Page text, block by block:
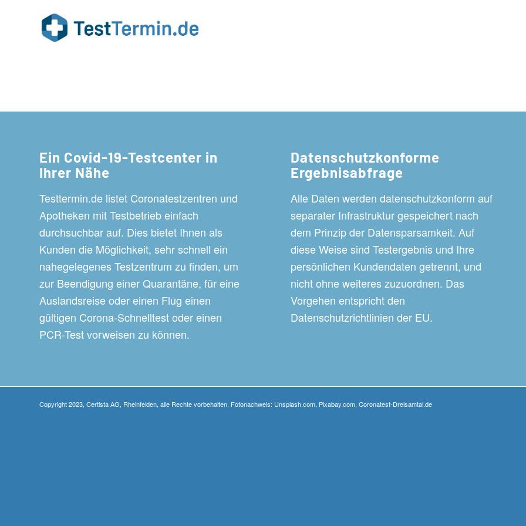
Ein Covid-19-Testcenter in
Ihrer Nähe
Testtermin.de listet Coronatestzentren und
Apotheken mit Testbetrieb einfach
durchsuchbar auf. Dies bietet Ihnen als
Kunden die Möglichkeit, sehr schnell ein
nahegelegenes Testzentrum zu finden, um
zur Beendigung einer Quarantäne, für eine
Auslandsreise oder einen Flug einen
gültigen Corona-Schnelltest oder einen
PCR-Test vorweisen zu können.
Datenschutzkonforme
Ergebnisabfrage
Alle Daten werden datenschutzkonform auf
separater Infrastruktur gespeichert nach
dem Prinzip der Datensparsamkeit. Auf
diese Weise sind Testergebnis und Ihre
persönlichen Kundendaten getrennt, und
nicht ohne weiteres zuzuordnen. Das
Vorgehen entspricht den
Datenschutzrichtlinien der EU.
Copyright 2023, Certista AG, Rheinfelden, alle Rechte vorbehalten. Fotonachweis: Unsplash.com, Pixabay.com, Coronatest-Dreisamtal.de